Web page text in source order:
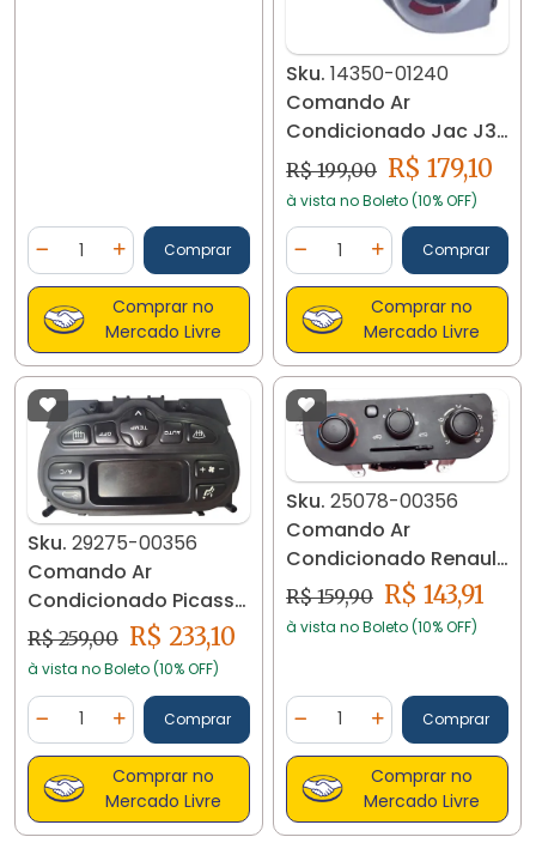
Diminuir Quantidade
Quantidade
Adicionar Quantidade
Comprar
Comprar no
Mercado Livre
Sku. 14350-01240
Comando Ar
Condicionado Jac J3
10/15 1 .4 14350-01240
R$ 199,00 R$ 179,10
à vista no Boleto (10% OFF)
Diminuir Quantidade
Quantidade
AdicionarComprar
Comprar no
Mercado Livre
Sku. 29275-00356
Comando Ar
Condicionado Picasso
Usado Original
9647758477
R$ 259,00 R$ 233,10
à vista no Boleto (10% OFF)
Diminuir Quantidade
Quantidade
Adicionar Quantidade
Comprar
Comprar no
Mercado Livre
Sku. 25078-00356
Comando Ar
Condicionado Renault
Kwid 2018... 25078
R$ 159,90 R$ 143,91
à vista no Boleto (10% OFF)
Diminuir Quantidade
Quantidade
AdicionarComprar
Comprar no
Mercado Livre